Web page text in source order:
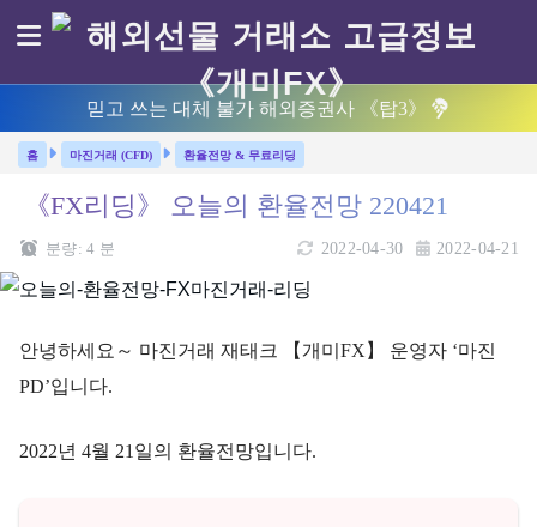
믿고 쓰는 대체 불가 해외증권사 《탑3》
마진거래 (CFD) 환율전망 & 무료리딩
《FX리딩》 오늘의 환율전망 220421
2022-04-21
2022-04-30
분량: 4 분
안녕하세요～ 마진거래 재태크 【개미FX】 운영자 ‘마진
PD’입니다.
2022년 4월 21일의 환율전망입니다.